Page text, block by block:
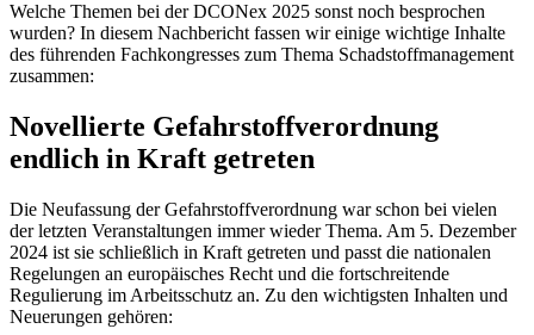
Welche Themen bei der DCONex 2025 sonst noch besprochen
wurden? In diesem Nachbericht fassen wir einige wichtige Inhalte
des führenden Fachkongresses zum Thema Schadstoffmanagement
zusammen:
Novellierte Gefahrstoffverordnung
endlich in Kraft getreten
Die Neufassung der Gefahrstoffverordnung war schon bei vielen
der letzten Veranstaltungen immer wieder Thema. Am 5. Dezember
2024 ist sie schließlich in Kraft getreten und passt die nationalen
Regelungen an europäisches Recht und die fortschreitende
Regulierung im Arbeitsschutz an. Zu den wichtigsten Inhalten und
Neuerungen gehören: